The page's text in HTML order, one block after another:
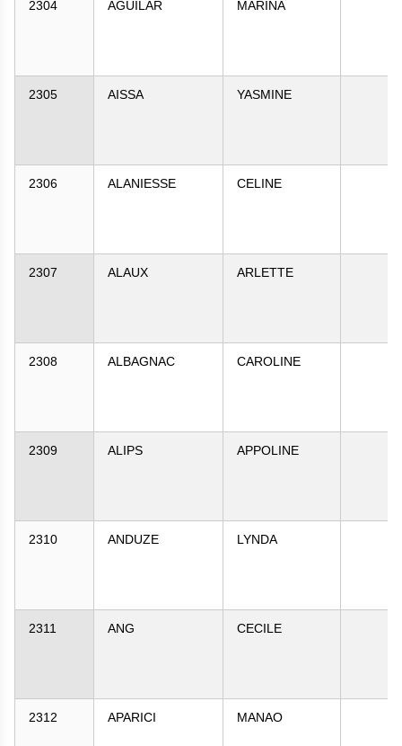
2304 AGUILAR MARINA
2305 AISSA YASMINE
2306 ALANIESSE CELINE
2307 ALAUX ARLETTE
2308 ALBAGNAC CAROLINE
2309 ALIPS APPOLINE
2310 ANDUZE LYNDA
2311 ANG CECILE
2312 APARICI MANAO